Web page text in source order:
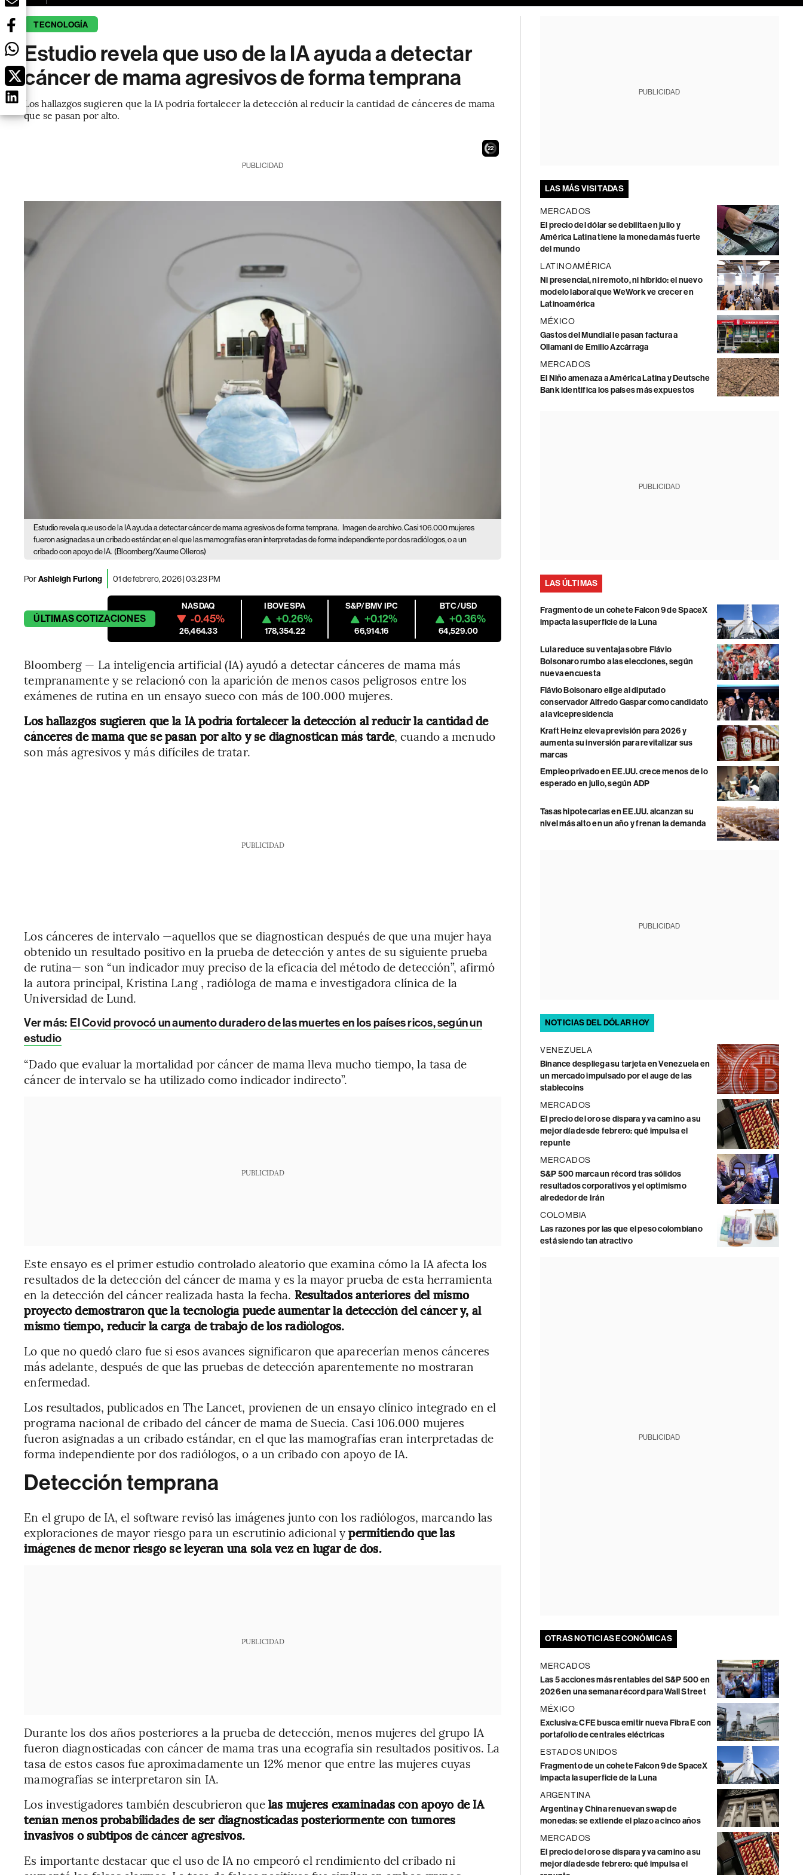
TECNOLOGÍA
Estudio revela que uso de la IA ayuda a detectar
cáncer de mama agresivos de forma temprana
Los hallazgos sugieren que la IA podría fortalecer la detección al reducir la cantidad de cánceres de mama
que se pasan por alto.
21
PUBLICIDAD
Estudio revela que uso de la IA ayuda a detectar cáncer de mama agresivos de forma temprana. Imagen de archivo. Casi 106.000 mujeres
fueron asignadas a un cribado estándar, en el que las mamografías eran interpretadas de forma independiente por dos radiólogos, o a un
cribado con apoyo de IA. (Bloomberg/Xaume Olleros)
PorAshleigh Furlong 01 de febrero, 2026 | 03:23 PM
ÚLTIMASCOTIZACIONES
NASDAQ
-0.45%
26,464.33
IBOVESPA
+0.26%
178,354.22
S&P/BMV IPC
+0.12%
66,914.16
BTC/USD
+0.36%
64,529.00
Bloomberg — La inteligencia artificial (IA) ayudó a detectar cánceres de mama más
tempranamente y se relacionó con la aparición de menos casos peligrosos entre los
exámenes de rutina en un ensayo sueco con más de 100.000 mujeres.
Los hallazgos sugieren que la IA podría fortalecer la detección al reducir la cantidad de
cánceres de mama que se pasan por alto y se diagnostican más tarde, cuando a menudo
son más agresivos y más difíciles de tratar.
PUBLICIDAD
Los cánceres de intervalo —aquellos que se diagnostican después de que una mujer haya
obtenido un resultado positivo en la prueba de detección y antes de su siguiente prueba
de rutina— son “un indicador muy preciso de la eficacia del método de detección”, afirmó
la autora principal, Kristina Lang , radióloga de mama e investigadora clínica de la
Universidad de Lund.
Ver más: El Covid provocó un aumento duradero de las muertes en los países ricos, según un
estudio
“Dado que evaluar la mortalidad por cáncer de mama lleva mucho tiempo, la tasa de
cáncer de intervalo se ha utilizado como indicador indirecto”.
PUBLICIDAD
Este ensayo es el primer estudio controlado aleatorio que examina cómo la IA afecta los
resultados de la detección del cáncer de mama y es la mayor prueba de esta herramienta
en la detección del cáncer realizada hasta la fecha. Resultados anteriores del mismo
proyecto demostraron que la tecnología puede aumentar la detección del cáncer y, al
mismo tiempo, reducir la carga de trabajo de los radiólogos.
Lo que no quedó claro fue si esos avances significaron que aparecerían menos cánceres
más adelante, después de que las pruebas de detección aparentemente no mostraran
enfermedad.
Los resultados, publicados en The Lancet, provienen de un ensayo clínico integrado en el
programa nacional de cribado del cáncer de mama de Suecia. Casi 106.000 mujeres
fueron asignadas a un cribado estándar, en el que las mamografías eran interpretadas de
forma independiente por dos radiólogos, o a un cribado con apoyo de IA.
Detección temprana
En el grupo de IA, el software revisó las imágenes junto con los radiólogos, marcando las
exploraciones de mayor riesgo para un escrutinio adicional ypermitiendo que las
imágenes de menor riesgo se leyeran una sola vez en lugar de dos.
PUBLICIDAD
Durante los dos años posteriores a la prueba de detección, menos mujeres del grupo IA
fueron diagnosticadas con cáncer de mama tras una ecografía sin resultados positivos. La
tasa de estos casos fue aproximadamente un 12% menor que entre las mujeres cuyas
mamografías se interpretaron sin IA.
Los investigadores también descubrieron quelas mujeres examinadas con apoyo de IA
tenían menos probabilidades de ser diagnosticadas posteriormente con tumores
invasivos o subtipos de cáncer agresivos.
Es importante destacar que el uso de IA no empeoró el rendimiento del cribado ni
PUBLICIDAD
LAS MÁS VISITADAS
MERCADOS
El precio del dólar se debilita en julio y
América Latina tiene la moneda más fuerte
del mundo
LATINOAMÉRICA
Ni presencial, ni remoto, ni híbrido: el nuevo
modelo laboral que WeWork ve crecer en
Latinoamérica
MÉXICO
Gastos del Mundial le pasan factura a
Ollamani de Emilio Azcárraga
MERCADOS
El Niño amenaza a América Latina y Deutsche
Bank identifica los países más expuestos
PUBLICIDAD
LAS ÚLTIMAS
Fragmento de un cohete Falcon 9 de SpaceX
impacta la superficie de la Luna
Lula reduce su ventaja sobre Flávio
Bolsonaro rumbo a las elecciones, según
nueva encuesta
Flávio Bolsonaro elige al diputado
conservador Alfredo Gaspar como candidato
a la vicepresidencia
Kraft Heinz eleva previsión para 2026 y
aumenta su inversión para revitalizar sus
marcas
Empleo privado en EE.UU. crece menos de lo
esperado en julio, según ADP
Tasas hipotecarias en EE.UU. alcanzan su
nivel más alto en un año y frenan la demanda
PUBLICIDAD
NOTICIAS DEL DÓLAR HOY
VENEZUELA
Binance despliega su tarjeta en Venezuela en
un mercado impulsado por el auge de las
stablecoins
MERCADOS
El precio del oro se dispara y va camino a su
mejor día desde febrero: qué impulsa el
repunte
MERCADOS
S&P 500 marca un récord tras sólidos
resultados corporativos y el optimismo
alrededor de Irán
COLOMBIA
Las razones por las que el peso colombiano
está siendo tan atractivo
PUBLICIDAD
OTRAS NOTICIAS ECONÓMICAS
MERCADOS
Las 5 acciones más rentables del S&P 500 en
2026 en una semana récord para Wall Street
MÉXICO
Exclusiva: CFE busca emitir nueva Fibra E con
portafolio de centrales eléctricas
ESTADOS UNIDOS
Fragmento de un cohete Falcon 9 de SpaceX
impacta la superficie de la Luna
ARGENTINA
Argentina y China renuevan swap de
monedas: se extiende el plazo a cinco años
MERCADOS
El precio del oro se dispara y va camino a su
mejor día desde febrero: qué impulsa el